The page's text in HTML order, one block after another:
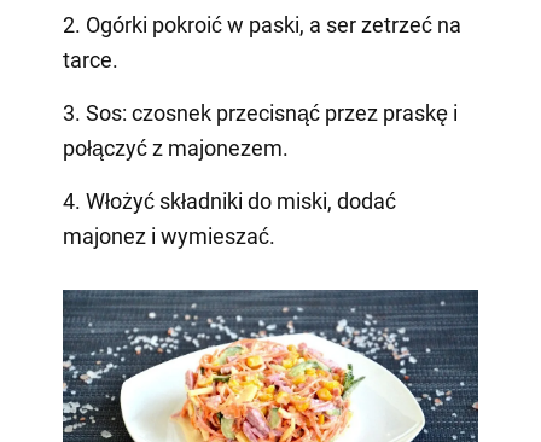
2. Ogórki pokroić w paski, a ser zetrzeć na
tarce.
3. Sos: czosnek przecisnąć przez praskę i
połączyć z majonezem.
4. Włożyć składniki do miski, dodać
majonez i wymieszać.